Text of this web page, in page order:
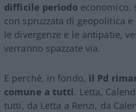
difficile periodo economico,
con spruzzata di geopolitica
le divergenze e le antipatie,
verranno spazzate via.
E perché, in fondo, il Pd
comune a tutti. Letta,
tutti, da Letta a Renzi, da